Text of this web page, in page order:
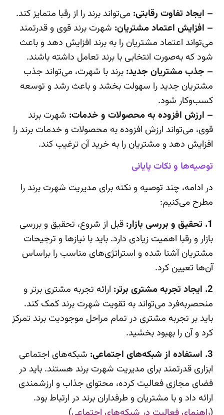
– ایجاد تفاوت رقابتی: می‌تواند برند را از رقبا متمایز کند.
– افزایش اعتماد مشتریان: شهرت برند قوی و قدرتمند
می‌تواند اعتماد مشتریان را به برند افزایش دهد و باعث
شود که به‌صورت انتخابی با برند تعامل داشته باشند.
– جذب مشتریان جدید: برند با شهرت، می‌تواند جذب
مشتریان جدید را سهولت بخشد و باعث رشد و توسعه
کسب‌وکار شود.
– ارزش افزوده به محصولات و خدمات: شهرت برند
قوی، می‌تواند ارزش افزوده به محصولات و خدمات برند را
افزایش دهد و مشتریان را به خرید آن ترغیب کند.
توصیه‌ها و نکات پایانی
در ادامه، چند توصیه و نکته برای مدیریت شهرت برند را
مطرح می‌کنیم:
1. تحقیق و بررسی بازار:
قبل از شروع، تحقیق و بررسی
بازار و رقبا اهمیت زیادی دارد. باید با نیازها و ترجیحات
مشتریان آشنا شده و استراتژی‌های مناسب را براساس
آن‌ها تعیین کرد.
2. ایجاد تجربه مشتری برتر:
ارائه تجربه مشتری برتر و
منحصربه‌فرد می‌تواند به تقویت شهرت برند کمک کند.
باید بر تجربه مشتری در تمام مراحل موجودیت برند تمرکز
کرد و آن را بهبود بخشید.
3. استفاده از شبکه‌های اجتماعی:
شبکه‌های اجتماعی
ابزاری قدرتمند برای مدیریت شهرت برند هستند. باید در
فضای مجازی فعالیت کرده، محتوای جذاب و ارزشمندی
ارائه داد و با مشتریان و طرفداران برند در ارتباط بود.